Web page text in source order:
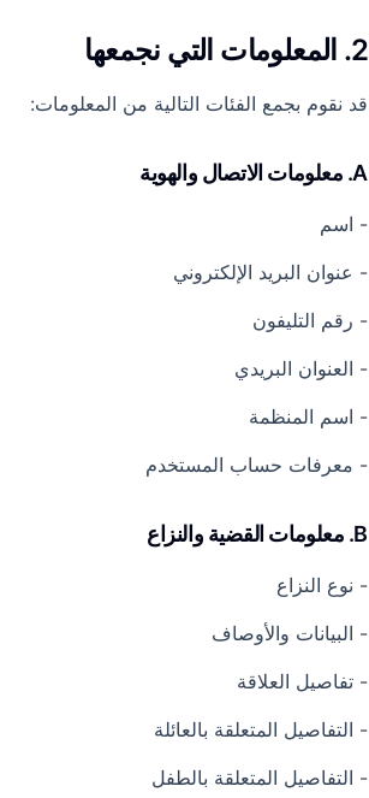
2. المعلومات التي نجمعها
قد نقوم بجمع الفئات التالية من المعلومات:
A. معلومات الاتصال والهوية
- اسم
- عنوان البريد الإلكتروني
- رقم التليفون
- العنوان البريدي
- اسم المنظمة
- معرفات حساب المستخدم
B. معلومات القضية والنزاع
- نوع النزاع
- البيانات والأوصاف
- تفاصيل العلاقة
- التفاصيل المتعلقة بالعائلة
- التفاصيل المتعلقة بالطفل